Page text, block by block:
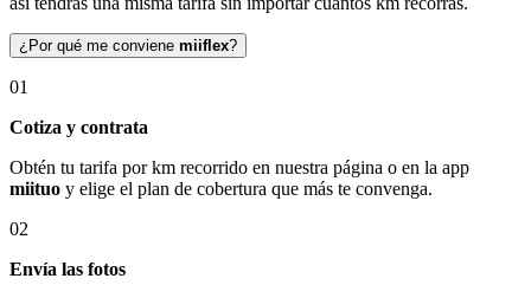
¿Por qué me conviene miiflex?
01
Cotiza y contrata
Obtén tu tarifa por km recorrido en nuestra página o en la app
miituo y elige el plan de cobertura que más te convenga.
02
Envía las fotos